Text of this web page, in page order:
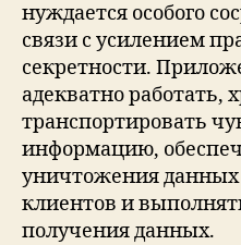
нуждается особого
связи с усилением
секретности.
адекватно работать,
транспортировать
информацию,
уничтожения
клиентов и
получения данных.